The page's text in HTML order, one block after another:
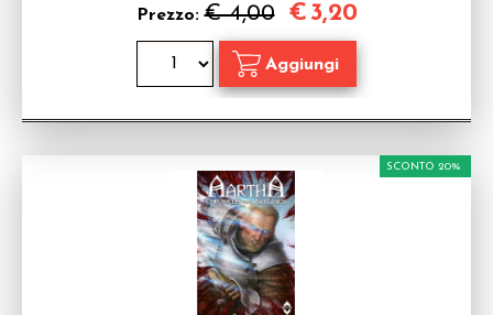
Prezzo:€ 4,00 € 3,20
SCONTO 20%